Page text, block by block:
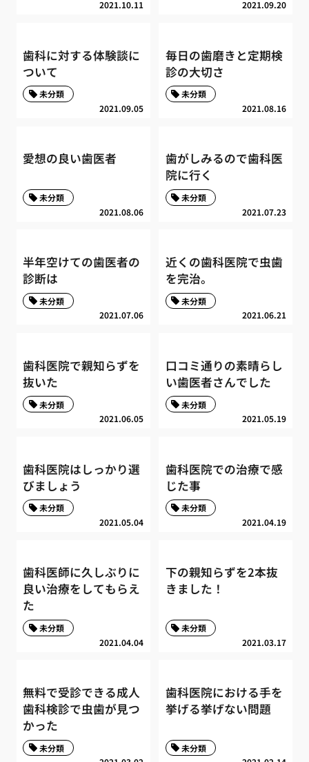
2021.10.11 2021.09.20
歯科に対する体験談に
ついて
2021.09.05
未分類
毎日の歯磨きと定期検
診の大切さ
2021.08.16
未分類
愛想の良い歯医者
2021.08.06
未分類
歯がしみるので歯科医
院に行く
2021.07.23
未分類
半年空けての歯医者の
診断は
2021.07.06
未分類
近くの歯科医院で虫歯
を完治。
2021.06.21
未分類
歯科医院で親知らずを
抜いた
2021.06.05
未分類
口コミ通りの素晴らし
い歯医者さんでした
2021.05.19
未分類
歯科医院はしっかり選
びましょう
2021.05.04
未分類
歯科医院での治療で感
じた事
2021.04.19
未分類
歯科医師に久しぶりに
良い治療をしてもらえ
た
2021.04.04
未分類
下の親知らずを2本抜
きました！
2021.03.17
未分類
無料で受診できる成人
歯科検診で虫歯が見つ
かった
未分類
歯科医院における手を
挙げる挙げない問題
未分類